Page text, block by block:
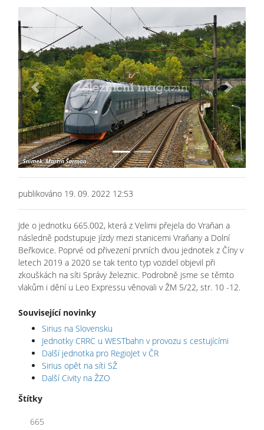
Previous Next
publikováno 19. 09. 2022 12:53
Jde o jednotku 665.002, která z Velimi přejela do Vraňan a
následně podstupuje jízdy mezi stanicemi Vraňany a Dolní
Beřkovice. Poprvé od přivezení prvních dvou jednotek z Číny v
letech 2019 a 2020 se tak tento typ vozidel objevil při
zkouškách na síti Správy železnic. Podrobně jsme se těmto
vlakům i dění u Leo Expressu věnovali v ŽM 5/22, str. 10 -12.
Související novinky
Sirius na Slovensku
Jednotky CRRC u WESTbahn v provozu s cestujícími
Další jednotka pro RegioJet v ČR
Sirius opět na síti SŽ
Další Civity na ŽZO
Štítky
665